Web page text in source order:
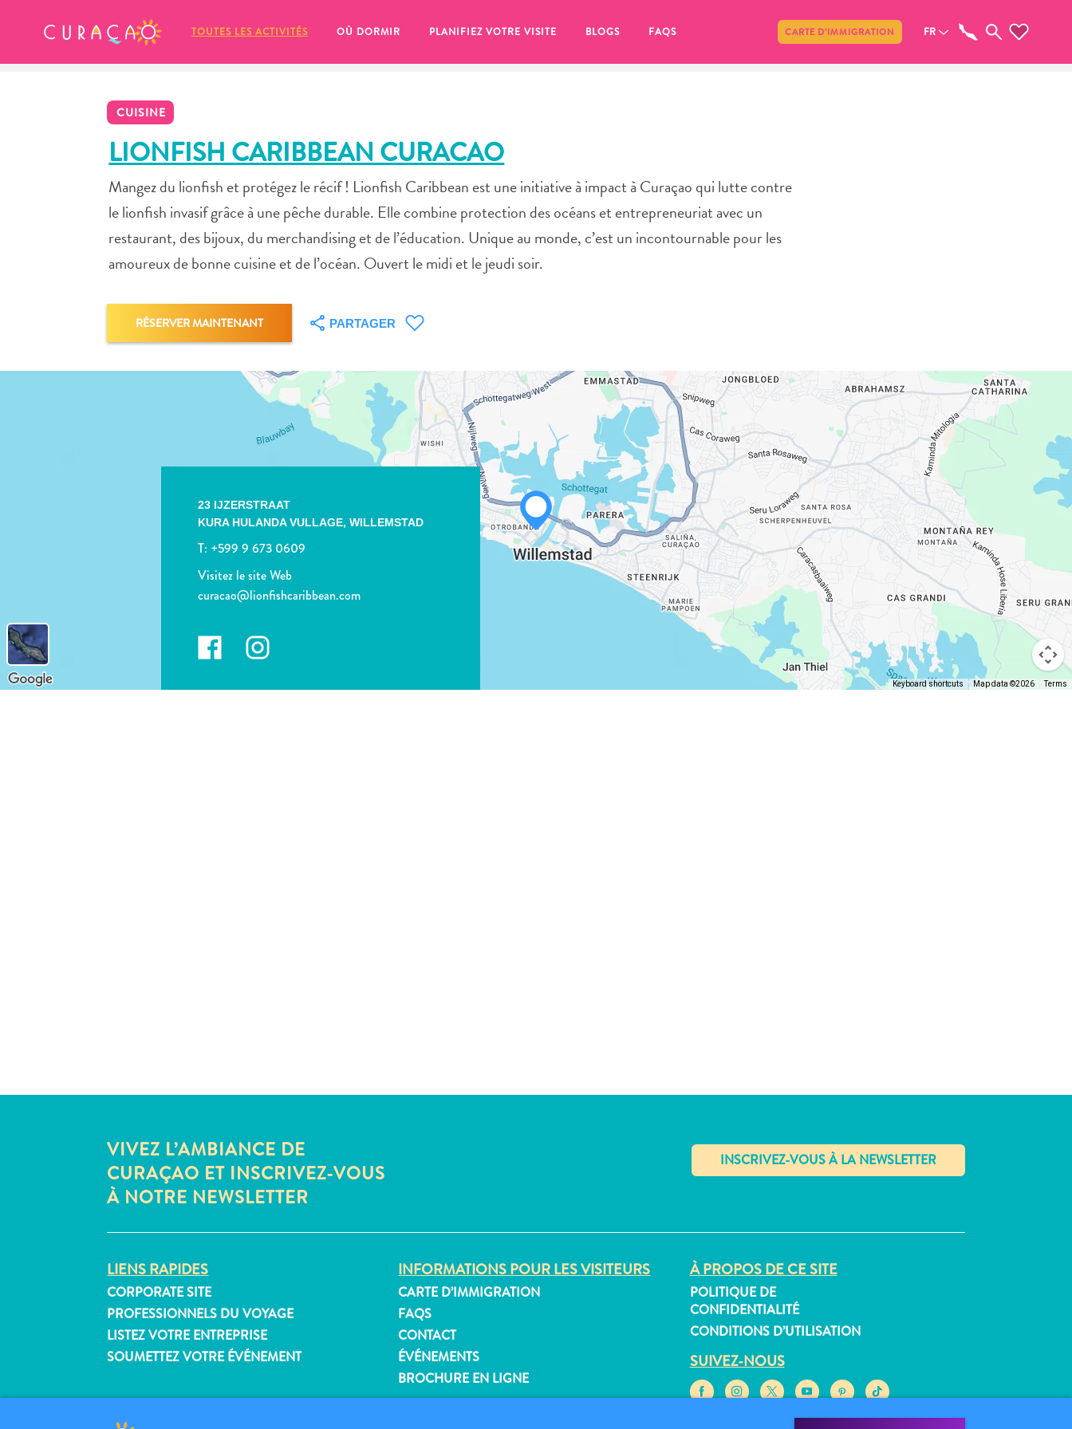
TOUTES LES ACTIVITÉS OÙ DORMIR PLANIFIEZ VOTRE VISITE BLOGS FAQS CARTE D’IMMIGRATION FR
CUISINE
LIONFISH CARIBBEAN CURACAO
Mangez du lionfish et protégez le récif ! Lionfish Caribbean est une initiative à impact à Curaçao qui lutte contre
le lionfish invasif grâce à une pêche durable. Elle combine protection des océans et entrepreneuriat avec un
restaurant, des bijoux, du merchandising et de l’éducation. Unique au monde, c’est un incontournable pour les
amoureux de bonne cuisine et de l’océan. Ouvert le midi et le jeudi soir.
RÉSERVER MAINTENANT PARTAGER
WHATSAPP
23 IJZERSTRAAT
KURA HULANDA VULLAGE, WILLEMSTAD
T: +599 9 673 0609
Visitez le site Web
curacao@lionfishcaribbean.com
Keyboard shortcuts Map data ©2026 Terms
VIVEZ L’AMBIANCE DE
CURAÇAO ET INSCRIVEZ-VOUS
À NOTRE NEWSLETTER
✕
LIENS RAPIDES
CORPORATE SITE
PROFESSIONNELS DU VOYAGE
LISTEZ VOTRE ENTREPRISE
SOUMETTEZ VOTRE ÉVÉNEMENT
INFORMATIONS POUR LES VISITEURS
CARTE D’IMMIGRATION
FAQS
CONTACT
ÉVÉNEMENTS
BROCHURE EN LIGNE
À PROPOS DE CE SITE
POLITIQUE DE
CONFIDENTIALITÉ
CONDITIONS D’UTILISATION
SUIVEZ-NOUS
MES FAVORIS Partager
It looks like you haven’t saved any
of your favorite places to stay yet.
Chaque fois que vous souhaitez enregistrer quelque chose pour plus tard, assurez-vous de cliquer sur le